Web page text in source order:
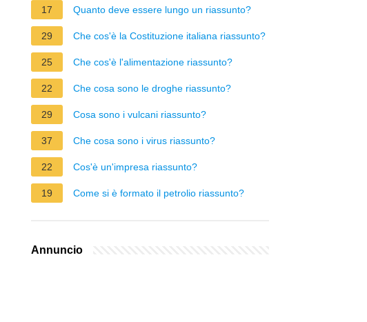
17 Quanto deve essere lungo un riassunto?
29 Che cos'è la Costituzione italiana riassunto?
25 Che cos'è l'alimentazione riassunto?
22 Che cosa sono le droghe riassunto?
29 Cosa sono i vulcani riassunto?
37 Che cosa sono i virus riassunto?
22 Cos'è un'impresa riassunto?
19 Come si è formato il petrolio riassunto?
Annuncio